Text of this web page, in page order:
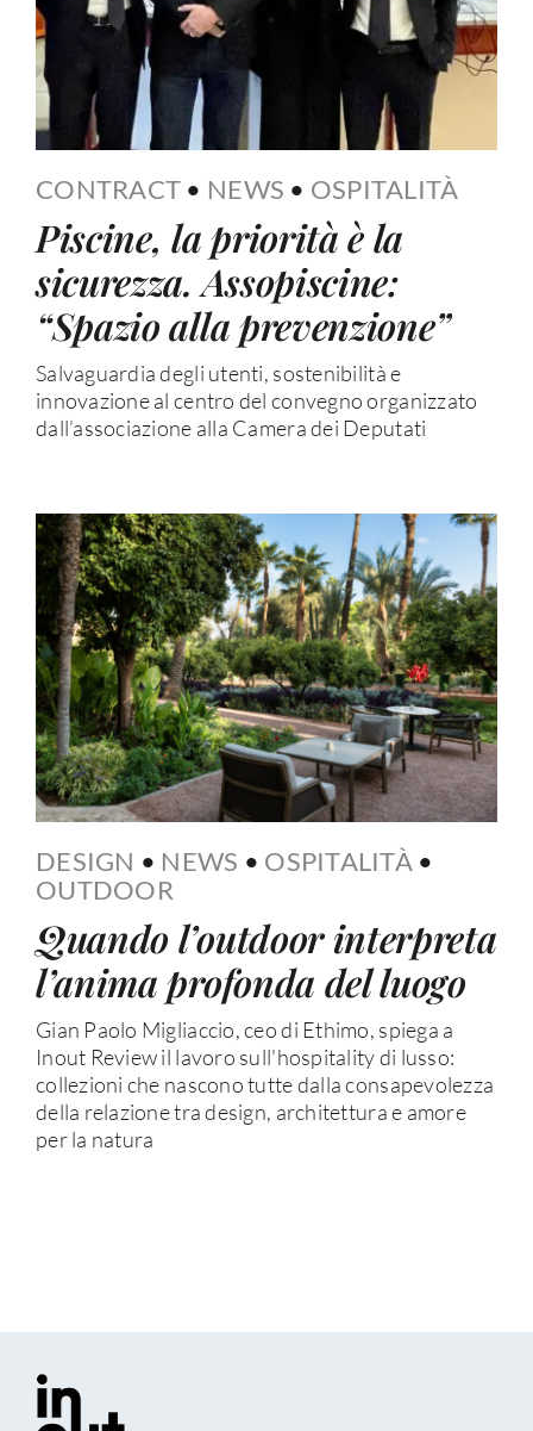
CONTRACT • NEWS • OSPITALITÀ
Piscine, la priorità è la
sicurezza. Assopiscine:
“Spazio alla prevenzione”
Salvaguardia degli utenti, sostenibilità e
innovazione al centro del convegno organizzato
dall’associazione alla Camera dei Deputati
DESIGN • NEWS • OSPITALITÀ •
OUTDOOR
Quando l’outdoor interpreta
l’anima profonda del luogo
Gian Paolo Migliaccio, ceo di Ethimo, spiega a
Inout Review il lavoro sull'hospitality di lusso:
collezioni che nascono tutte dalla consapevolezza
della relazione tra design, architettura e amore
per la natura